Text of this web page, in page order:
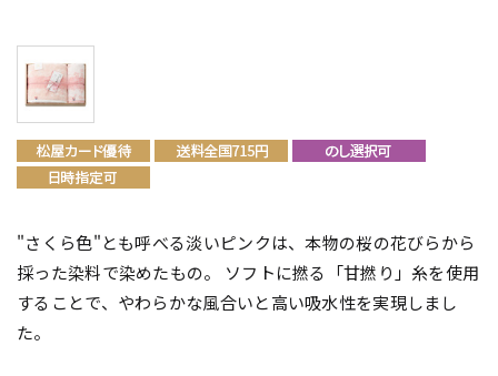
"さくら色"とも呼べる淡いピンクは、本物の桜の花びらから
採った染料で染めたもの。 ソフトに撚る「甘撚り」糸を使用
することで、やわらかな風合いと高い吸水性を実現しまし
た。